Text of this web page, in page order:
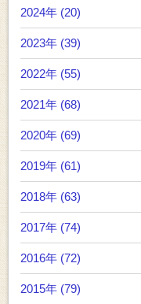
2024年 (20)
2023年 (39)
2022年 (55)
2021年 (68)
2020年 (69)
2019年 (61)
2018年 (63)
2017年 (74)
2016年 (72)
2015年 (79)